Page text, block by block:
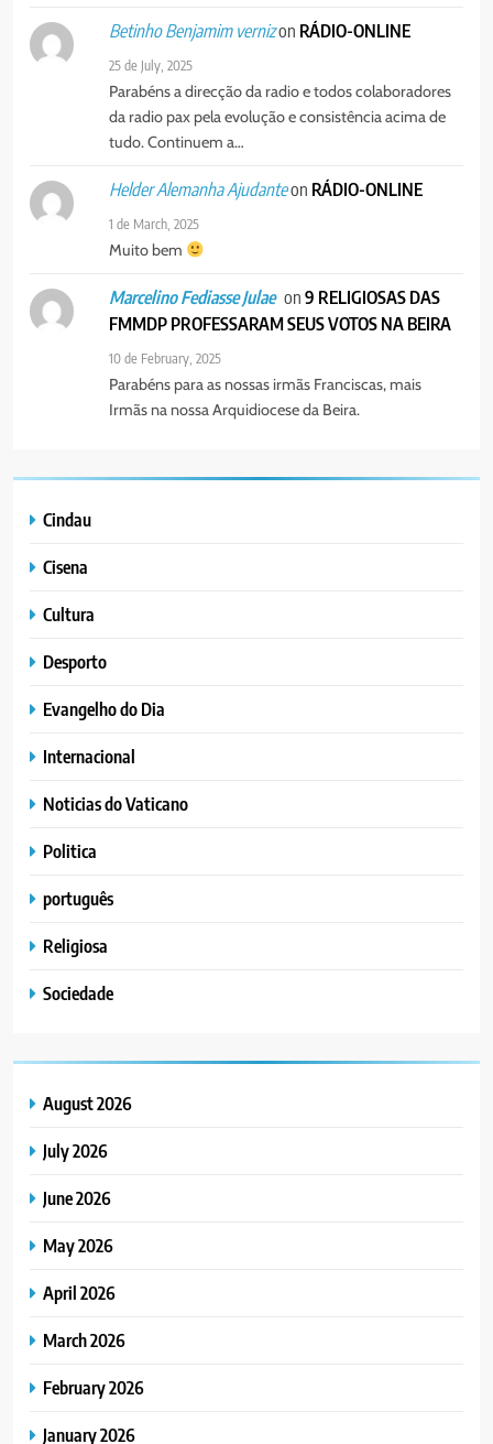
TRANSFERÊNCIA DOS
VENDEDORES FOI ACEITE, MAS
SURGIRAM RESISTÊNCIAS PELO
CAMINHO
PORTUGUÊS SOCIEDADE
PAX NOTICIAS EDIÇÃO 28 DE
JUNHO DE 2026
PORTUGUÊS
Betinho Benjamim vernizon RÁDIO-ONLINE
25 de July, 2025
Parabéns a direcção da radio e todos colaboradores
da radio pax pela evolução e consistência acima de
tudo. Continuem a…
Helder Alemanha Ajudanteon RÁDIO-ONLINE
1 de March, 2025
Muito bem
Marcelino Fediasse Julae on9 RELIGIOSAS DAS
FMMDP PROFESSARAM SEUS VOTOS NA BEIRA
10 de February, 2025
Parabéns para as nossas irmãs Franciscas, mais
Irmãs na nossa Arquidiocese da Beira.
Cindau
Cisena
Cultura
Desporto
Evangelho do Dia
Internacional
Noticias do Vaticano
Politica
português
Religiosa
Sociedade
August 2026
July 2026
June 2026
May 2026
April 2026
March 2026
February 2026
January 2026